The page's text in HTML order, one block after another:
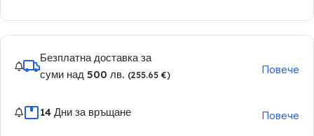
Безплатна доставка за
суми над 500 лв. (255.65 €) Повече
14 Дни за връщане Повече